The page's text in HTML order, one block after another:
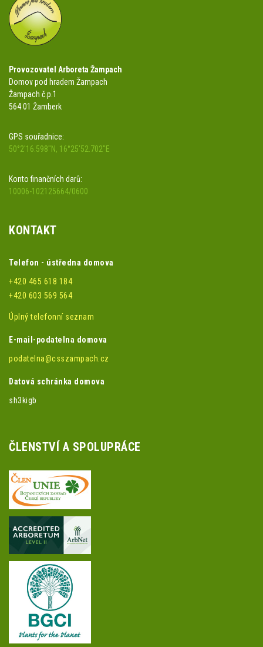
Provozovatel Arboreta Žampach
Domov pod hradem Žampach
Žampach č.p.1
564 01 Žamberk
GPS souřadnice:
50°2'16.598"N, 16°25'52.702"E
Konto finančních darů:
10006-102125664/0600
KONTAKT
Telefon - ústředna domova
+420 465 618 184
+420 603 569 564
Úplný telefonní seznam
E-mail-podatelna domova
podatelna@csszampach.cz
Datová schránka domova
sh3kigb
ČLENSTVÍ A SPOLUPRÁCE